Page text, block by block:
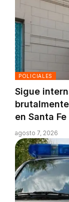
POLICIALES
Sigue
en Santa Fe
agosto 7, 2026